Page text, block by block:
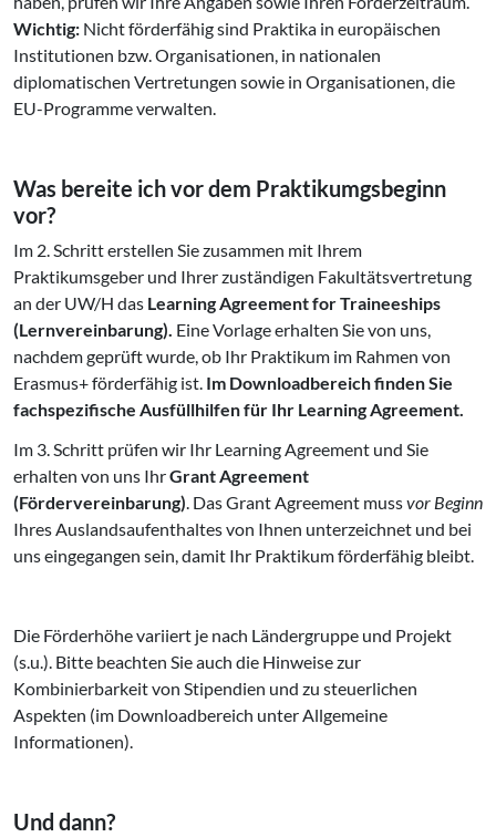
Wichtig: Nicht förderfähig sind Praktika in europäischen
Institutionen bzw. Organisationen, in nationalen
diplomatischen Vertretungen sowie in Organisationen, die
EU-Programme verwalten.
Was bereite ich vor dem Praktikumgsbeginn
vor?
Im 2. Schritt erstellen Sie zusammen mit Ihrem
Praktikumsgeber und Ihrer zuständigen Fakultätsvertretung
an der UW/H das Learning Agreement for Traineeships
(Lernvereinbarung). Eine Vorlage erhalten Sie von uns,
nachdem geprüft wurde, ob Ihr Praktikum im Rahmen von
Erasmus+ förderfähig ist. Im Downloadbereich finden Sie
fachspezifische Ausfüllhilfen für Ihr Learning Agreement.
Im 3. Schritt prüfen wir Ihr Learning Agreement und Sie
erhalten von uns IhrGrant Agreement
(Fördervereinbarung). Das Grant Agreement mussvor Beginn
Ihres Auslandsaufenthaltes von Ihnen unterzeichnet und bei
uns eingegangen sein, damit Ihr Praktikum förderfähig bleibt.
Die Förderhöhe variiert je nach Ländergruppe und Projekt
(s.u.). Bitte beachten Sie auch die Hinweise zur
Kombinierbarkeit von Stipendien und zu steuerlichen
Aspekten (im Downloadbereich unter Allgemeine
Informationen).
Und dann?